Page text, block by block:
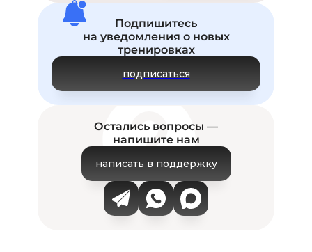
Подпишитесь
на уведомления о новых
тренировках
подписаться
Остались вопросы —
напишите нам
написать в поддержку